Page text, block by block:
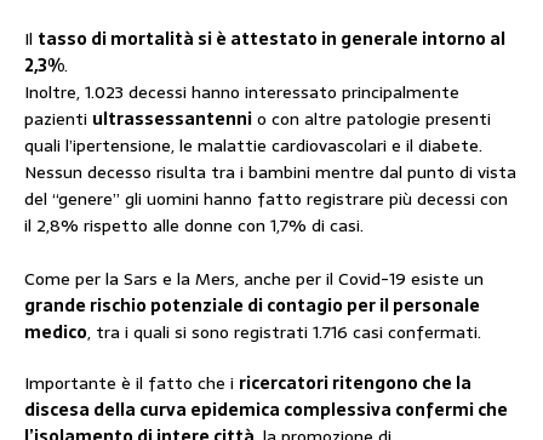
Il tasso di mortalità si è attestato in generale intorno al
2,3%.
Inoltre, 1.023 decessi hanno interessato principalmente
pazienti ultrassessantennio con altre patologie presenti
quali l’ipertensione, le malattie cardiovascolari e il diabete.
Nessun decesso risulta tra i bambini mentre dal punto di vista
del “genere” gli uomini hanno fatto registrare più decessi con
il 2,8% rispetto alle donne con 1,7% di casi.
Come per la Sars e la Mers, anche per il Covid-19 esiste un
grande rischio potenziale di contagio per il personale
medico, tra i quali si sono registrati 1.716 casi confermati.
Importante è il fatto che i ricercatori ritengono che la
discesa della curva epidemica complessiva confermi che